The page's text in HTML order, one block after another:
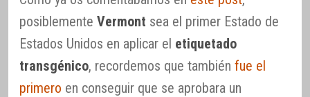
posiblemente Vermont sea el primer Estado de
Estados Unidos en aplicar el etiquetado
transgénico, recordemos que también fue el
primero en conseguir que se aprobara un